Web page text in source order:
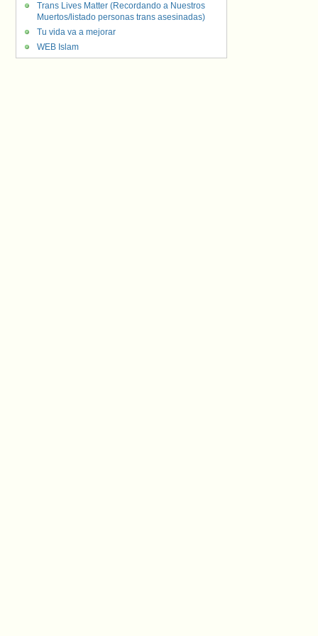
Trans Lives Matter (Recordando a Nuestros
Muertos/listado personas trans asesinadas)
Tu vida va a mejorar
WEB Islam